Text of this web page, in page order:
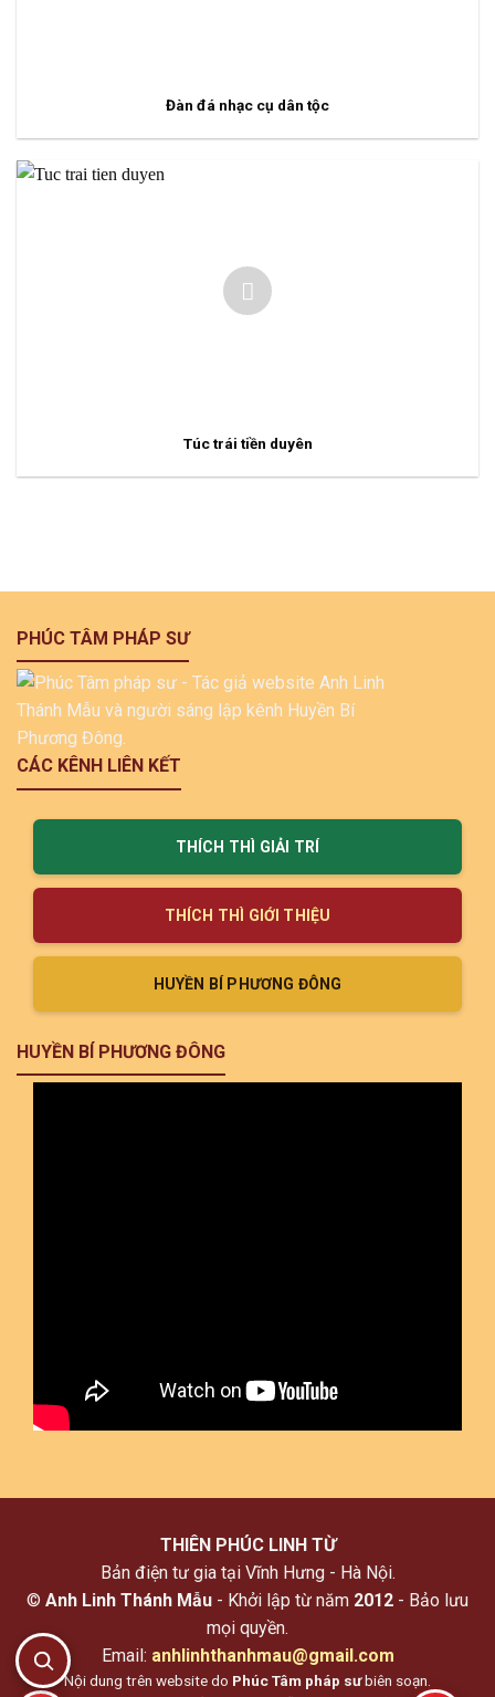
Đàn đá nhạc cụ dân tộc
Túc trái tiền duyên
PHÚC TÂM PHÁP SƯ
CÁC KÊNH LIÊN KẾT
THÍCH THÌ GIẢI TRÍ
THÍCH THÌ GIỚI THIỆU
HUYỀN BÍ PHƯƠNG ĐÔNG
HUYỀN BÍ PHƯƠNG ĐÔNG
THIÊN PHÚC LINH TỪ
Bản điện tư gia tại Vĩnh Hưng - Hà Nội.
© Anh Linh Thánh Mẫu - Khởi lập từ năm 2012 - Bảo lưu
mọi quyền.
Email: anhlinhthanhmau@gmail.com
Nội dung trên website do Phúc Tâm pháp sưbiên soạn.